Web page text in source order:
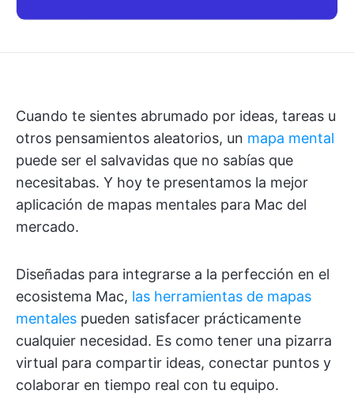
Cuando te sientes abrumado por ideas, tareas u
otros pensamientos aleatorios, un mapa mental
puede ser el salvavidas que no sabías que
necesitabas. Y hoy te presentamos la mejor
aplicación de mapas mentales para Mac del
mercado.
Diseñadas para integrarse a la perfección en el
ecosistema Mac, las herramientas de mapas
mentales pueden satisfacer prácticamente
cualquier necesidad. Es como tener una pizarra
virtual para compartir ideas, conectar puntos y
colaborar en tiempo real con tu equipo.